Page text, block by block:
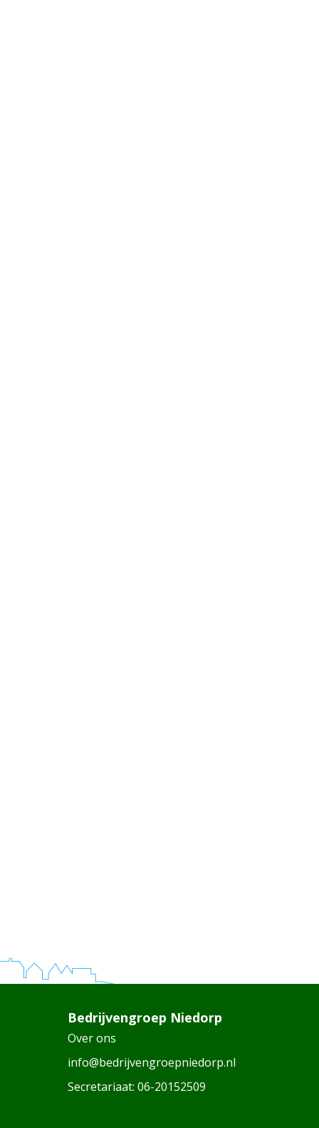
Bedrijvengroep Niedorp
Over ons
info@bedrijvengroepniedorp.nl
Secretariaat: 06-20152509